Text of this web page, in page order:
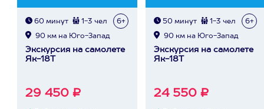
60 минут 1-3 чел 6+
90 км на Юго-Запад
Экскурсия на самолете
Як-18Т
29 450 ₽
50 минут 1-3 чел 6+
90 км на Юго-Запад
Экскурсия на самолете
Як-18Т
24 550 ₽